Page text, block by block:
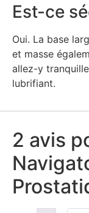
Est-ce
Oui. La base
et masse
allez-y
lubrifiant.
2 avis